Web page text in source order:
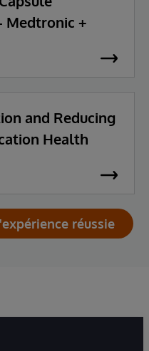
Medtronic +
and Reducing
Health
réussie